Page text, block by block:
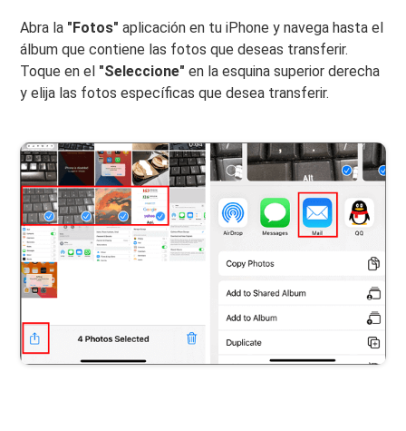
Abra la "Fotos" aplicación en tu iPhone y navega hasta el
álbum que contiene las fotos que deseas transferir.
Toque en el "Seleccione" en la esquina superior derecha
y elija las fotos específicas que desea transferir.